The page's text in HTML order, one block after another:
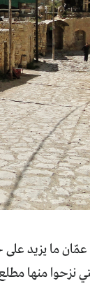
نزحوا منها